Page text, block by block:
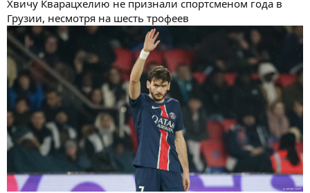
Хвичу Кварацхелию не признали спортсменом года в
Грузии, несмотря на шесть трофеев